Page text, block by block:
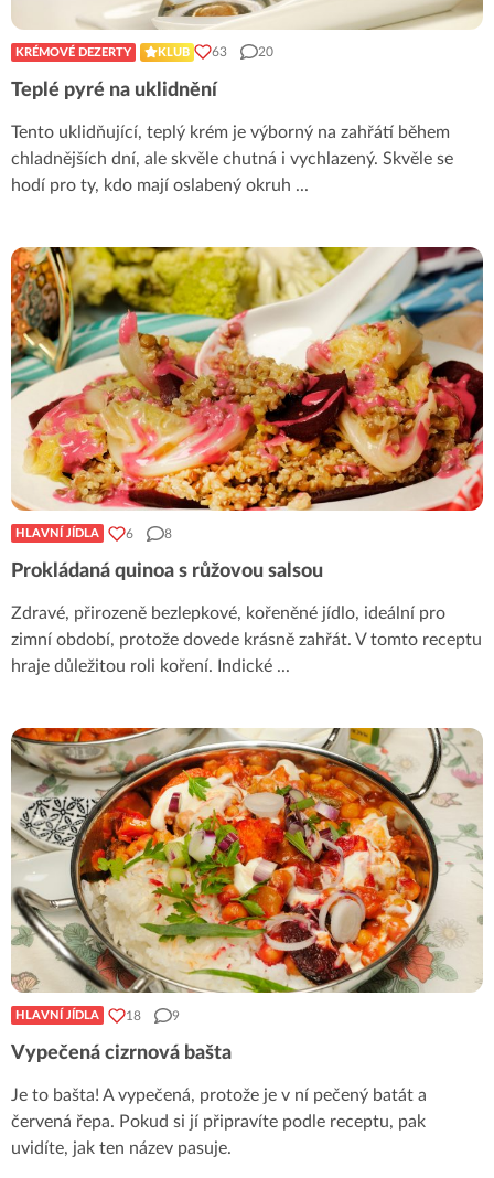
KRÉMOVÉ DEZERTY KLUB 63 20
Teplé pyré na uklidnění
Tento uklidňující, teplý krém je výborný na zahřátí během
chladnějších dní, ale skvěle chutná i vychlazený. Skvěle se
hodí pro ty, kdo mají oslabený okruh ...
HLAVNÍ JÍDLA 6 8
Prokládaná quinoa s růžovou salsou
Zdravé, přirozeně bezlepkové, kořeněné jídlo, ideální pro
zimní období, protože dovede krásně zahřát. V tomto receptu
hraje důležitou roli koření. Indické ...
HLAVNÍ JÍDLA 18 9
Vypečená cizrnová bašta
Je to bašta! A vypečená, protože je v ní pečený batát a
červená řepa. Pokud si jí připravíte podle receptu, pak
uvidíte, jak ten název pasuje.